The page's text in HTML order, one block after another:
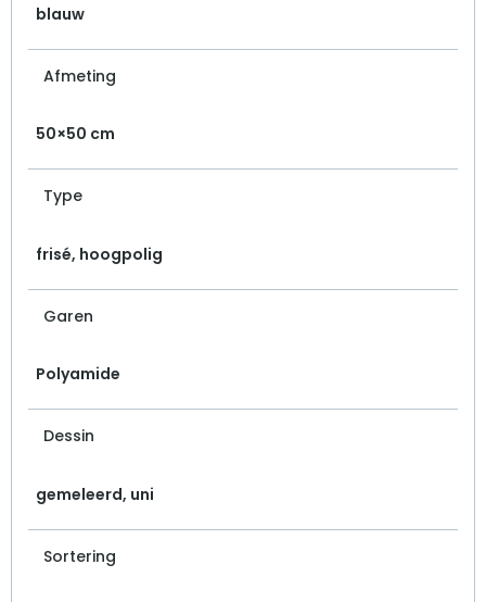
blauw
Afmeting
50×50 cm
Type
frisé, hoogpolig
Garen
Polyamide
Dessin
gemeleerd, uni
Sortering